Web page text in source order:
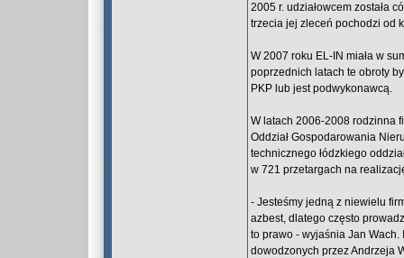
2005 r. udziałowcem została
trzecia jej zleceń pochodzi od
W 2007 roku EL-IN miała w
poprzednich latach te obroty
PKP lub jest podwykonawcą.
W latach 2006-2008 rodzinna
Oddział Gospodarowania
technicznego łódzkiego
w 721 przetargach na
- Jesteśmy jedną z niewielu
azbest, dlatego często
to prawo - wyjaśnia Jan
dowodzonych przez Andrzeja